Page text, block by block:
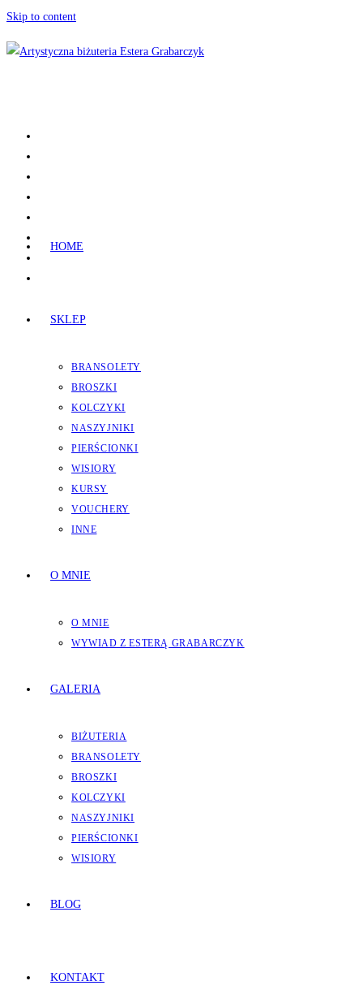
Skip to content
HOME
SKLEP
BRANSOLETY
BROSZKI
KOLCZYKI
NASZYJNIKI
PIERŚCIONKI
WISIORY
KURSY
VOUCHERY
INNE
O MNIE
O MNIE
WYWIAD Z ESTERĄ GRABARCZYK
GALERIA
BIŻUTERIA
BRANSOLETY
BROSZKI
KOLCZYKI
NASZYJNIKI
PIERŚCIONKI
WISIORY
BLOG
KONTAKT